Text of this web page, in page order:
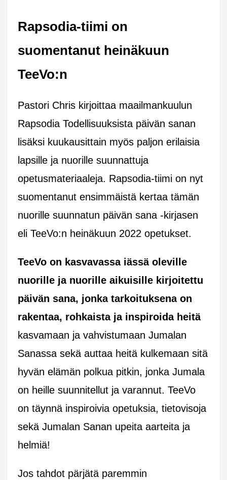
Rapsodia-tiimi on
suomentanut heinäkuun
TeeVo:n
Pastori Chris kirjoittaa maailmankuulun
Rapsodia Todellisuuksista päivän sanan
lisäksi kuukausittain myös paljon erilaisia
lapsille ja nuorille suunnattuja
opetusmateriaaleja. Rapsodia-tiimi on nyt
suomentanut ensimmäistä kertaa tämän
nuorille suunnatun päivän sana -kirjasen
eli TeeVo:n heinäkuun 2022 opetukset.
TeeVo on kasvavassa iässä oleville
nuorille ja nuorille aikuisille kirjoitettu
päivän sana, jonka tarkoituksena on
rakentaa, rohkaista ja inspiroida heitä
kasvamaan ja vahvistumaan Jumalan
Sanassa sekä auttaa heitä kulkemaan sitä
hyvän elämän polkua pitkin, jonka Jumala
on heille suunnitellut ja varannut. TeeVo
on täynnä inspiroivia opetuksia, tietovisoja
sekä Jumalan Sanan upeita aarteita ja
helmiä!
Jos tahdot pärjätä paremmin